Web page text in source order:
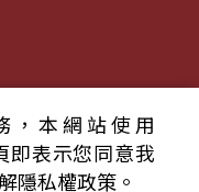
臺 版權所有
隱私權條款
，本網站使用
即表示您同意我
隱私權政策。